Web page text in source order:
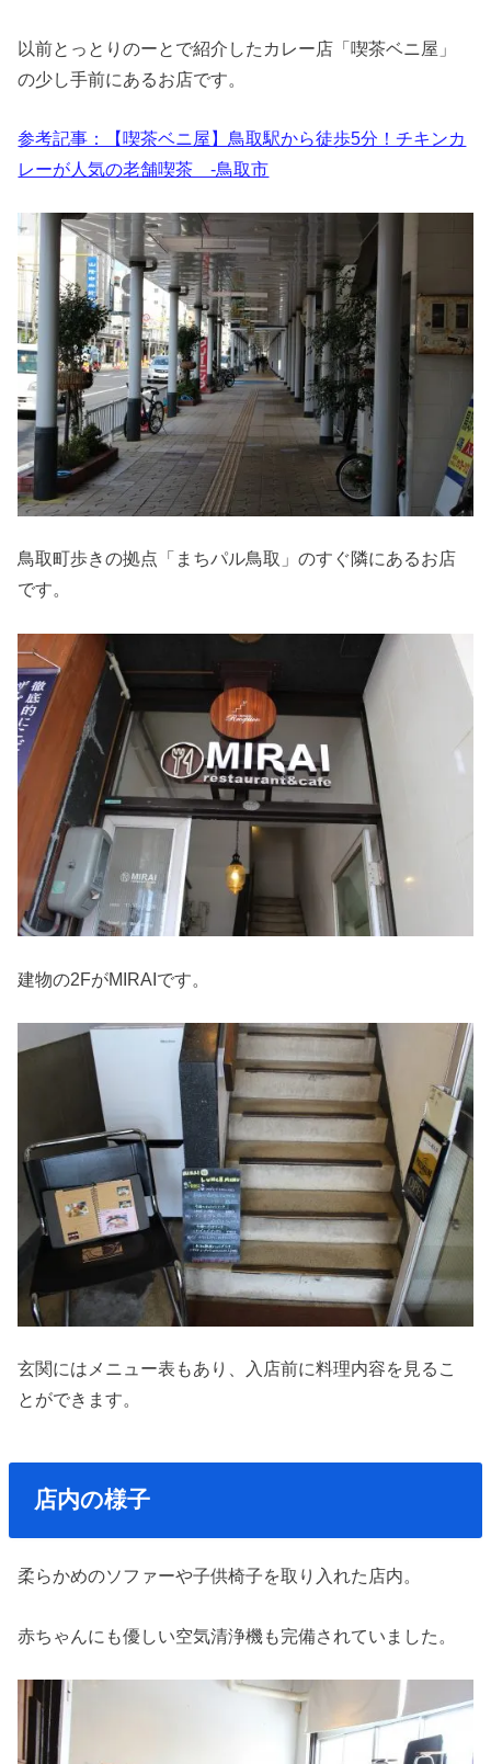
以前とっとりのーとで紹介したカレー店「喫茶ベニ屋」
の少し手前にあるお店です。
参考記事：【喫茶ベニ屋】鳥取駅から徒歩5分！チキンカ
レーが人気の老舗喫茶 -鳥取市
鳥取町歩きの拠点「まちパル鳥取」のすぐ隣にあるお店
です。
建物の2FがMIRAIです。
玄関にはメニュー表もあり、入店前に料理内容を見るこ
とができます。
店内の様子
柔らかめのソファーや子供椅子を取り入れた店内。
赤ちゃんにも優しい空気清浄機も完備されていました。